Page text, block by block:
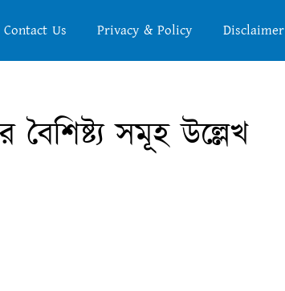
Contact Us Privacy & Policy Disclaimer
বৈশিষ্ট্য সমূহ উল্লেখ